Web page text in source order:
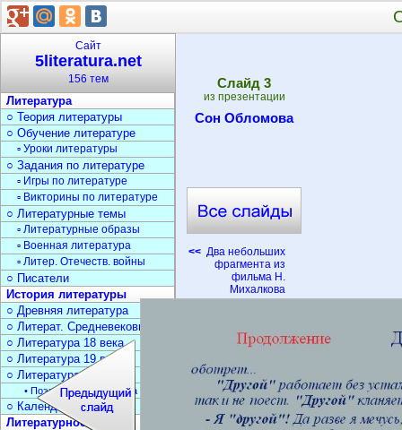
Cлайд 3
из презентации
Сон Обломова
<< Два небольших
фрагмента из
фильма Н.
Михалкова
Сайт
5literatura.net
156 тем
Литература
○ Теория литературы
○ Обучение литературе
▫ Уроки литературы
○ Задания по литературе
▫ Игры по литературе
▫ Викторины по литературе
○ Литературные темы
▫ Литературные образы
▫ Военная литература
▫ Литер. Отечеств. войны
○ Писатели
История литературы
○ Древняя литература
○ Литерат. Средневековья
○ Литература 18 века
○ Литература 19 века
○ Литература 20 века
• Поэзия Серебрян. века
○ Календарь дат
Литературное чтение